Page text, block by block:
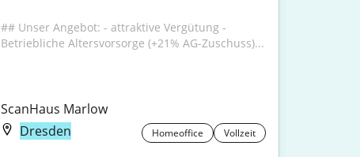
## Unser Angebot: - attraktive Vergütung -
Betriebliche Altersvorsorge (+21% AG-Zuschuss)...
ScanHaus Marlow
Dresden
Homeoffice Vollzeit